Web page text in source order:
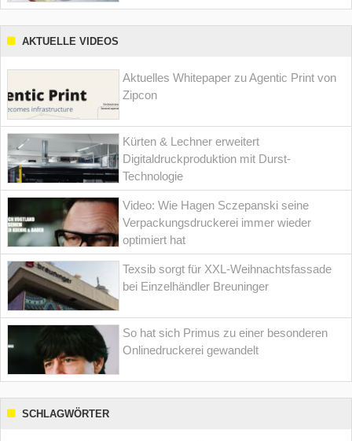
AKTUELLE VIDEOS
Aktuelles Whitepaper zu Agentic Print von
Zipcon
Kürten & Lechner erweitert
Digitaldruckproduktion mit Durst-
Technologie
Video: Wie Hagen Sczepanski seine
Verpackungsdruckerei immer wieder
optimiert hat
Texsib sorgt für XXL-Weihnachtsfassade
bei Einzelhändler Breuninger
So hat sich Primus zu einer besonderen
Onlinedruckerei gewandelt
SCHLAGWÖRTER